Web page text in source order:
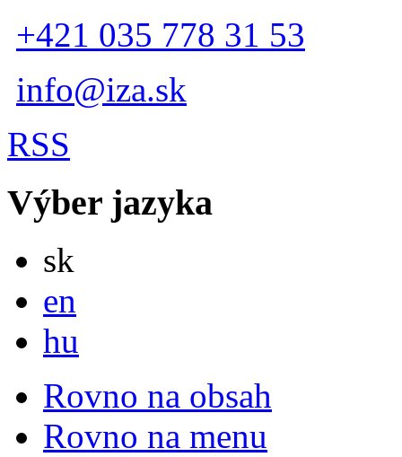
+421 035 778 31 53
info@iza.sk
RSS
Výber jazyka
sk
en
hu
Rovno na obsah
Rovno na menu